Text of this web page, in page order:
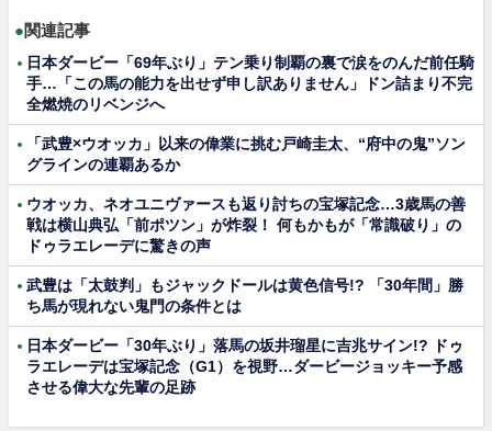
●関連記事
日本ダービー「69年ぶり」テン乗り制覇の裏で涙をのんだ前任騎
手…「この馬の能力を出せず申し訳ありません」ドン詰まり不完
全燃焼のリベンジへ
「武豊×ウオッカ」以来の偉業に挑む戸崎圭太、“府中の鬼”ソン
グラインの連覇あるか
ウオッカ、ネオユニヴァースも返り討ちの宝塚記念…3歳馬の善
戦は横山典弘「前ポツン」が炸裂！ 何もかもが「常識破り」の
ドゥラエレーデに驚きの声
武豊は「太鼓判」もジャックドールは黄色信号!? 「30年間」勝
ち馬が現れない鬼門の条件とは
日本ダービー「30年ぶり」落馬の坂井瑠星に吉兆サイン!? ドゥ
ラエレーデは宝塚記念（G1）を視野…ダービージョッキー予感
させる偉大な先輩の足跡